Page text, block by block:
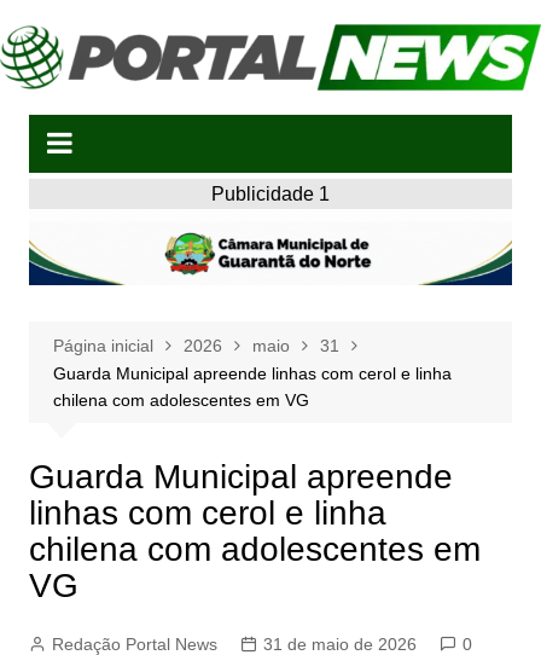
para
o
Publicidade 1
Página inicial 2026 maio
31
Guarda Municipal apreende linhas com cerol e linha
chilena com adolescentes em VG
Guarda Municipal apreende
linhas com cerol e linha
chilena com adolescentes em
VG
Redação Portal News 31 de maio de 2026
0